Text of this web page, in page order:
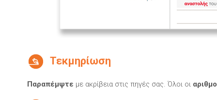
Τεκμηρίωση
Παραπέμψτε με ακρίβεια στις πηγές σας. Όλοι οι